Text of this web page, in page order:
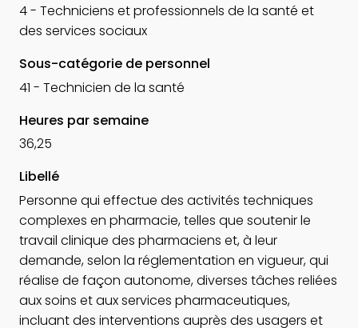
4 - Techniciens et professionnels de la santé et
des services sociaux
Sous-catégorie de personnel
41 - Technicien de la santé
Heures par semaine
36,25
Libellé
Personne qui effectue des activités techniques
complexes en pharmacie, telles que soutenir le
travail clinique des pharmaciens et, à leur
demande, selon la réglementation en vigueur, qui
réalise de façon autonome, diverses tâches reliées
aux soins et aux services pharmaceutiques,
incluant des interventions auprès des usagers et